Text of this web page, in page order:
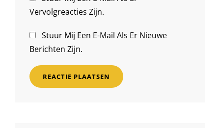
Vervolgreacties Zijn.
Stuur Mij Een E-Mail Als Er Nieuwe
Berichten Zijn.